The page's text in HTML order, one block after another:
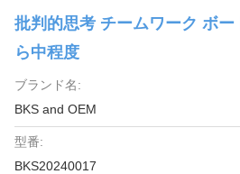
批判的思考 チームワーク ボ
ら中程度
ブランド名:
BKS and OEM
型番:
BKS20240017